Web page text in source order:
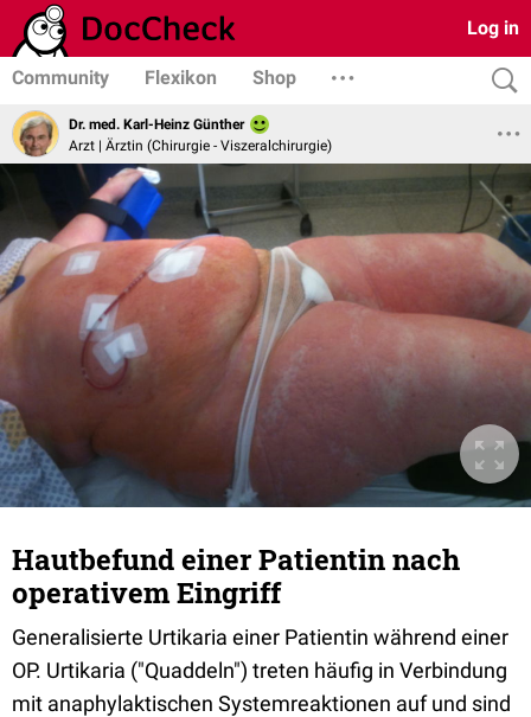
Log in
Community Flexikon Shop
Dr. med. Karl-Heinz Günther
Arzt | Ärztin (Chirurgie - Viszeralchirurgie)
Hautbefund einer Patientin nach
operativem Eingriff
Generalisierte Urtikaria einer Patientin während einer
OP. Urtikaria ("Quaddeln") treten häufig in Verbindung
mit anaphylaktischen Systemreaktionen auf und sind